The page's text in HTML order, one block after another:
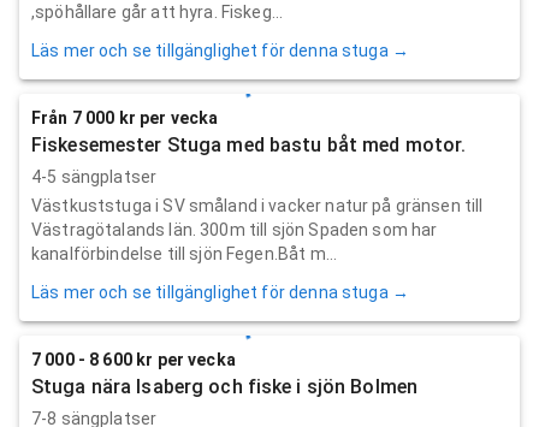
,spöhållare går att hyra. Fiskeg...
Läs mer och se tillgänglighet för denna stuga →
Från 7 000 kr per vecka
Fiskesemester Stuga med bastu båt med motor.
4-5 sängplatser
Västkuststuga i SV småland i vacker natur på gränsen till
Västragötalands län. 300m till sjön Spaden som har
kanalförbindelse till sjön Fegen.Båt m...
Läs mer och se tillgänglighet för denna stuga →
7 000 - 8 600 kr per vecka
Stuga nära Isaberg och fiske i sjön Bolmen
7-8 sängplatser